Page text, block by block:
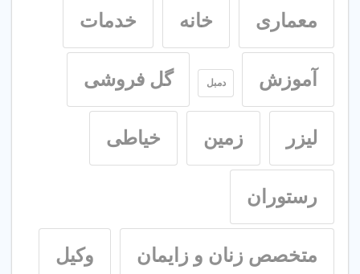
معماری خانه خدمات
آموزش دمبل گل فروشی
لیزر زمین خیاطی
رستوران
متخصص زنان و زایمان وکیل